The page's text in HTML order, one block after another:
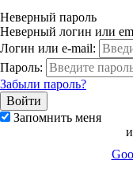
Неверный пароль
Неверный логин или
Логин или e-mail:
Пароль:
Забыли пароль?
Запомнить меня